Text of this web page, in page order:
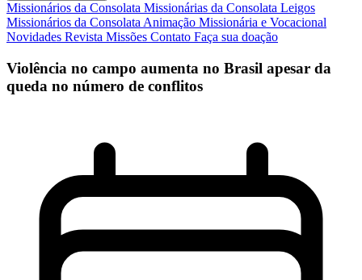
Missionários da Consolata Missionárias da Consolata Leigos
Missionários da Consolata Animação Missionária e Vocacional
Novidades Revista Missões Contato Faça sua doação
Violência no campo aumenta no Brasil apesar da
queda no número de conflitos